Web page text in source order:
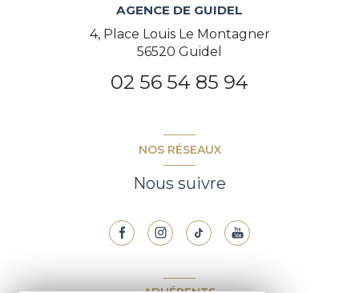
AGENCE DE GUIDEL
4, Place Louis Le Montagner
56520 Guidel
02 56 54 85 94
NOS RÉSEAUX
Nous suivre